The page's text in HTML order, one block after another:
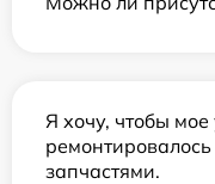
Я хочу, чтобы мое
запчастями.